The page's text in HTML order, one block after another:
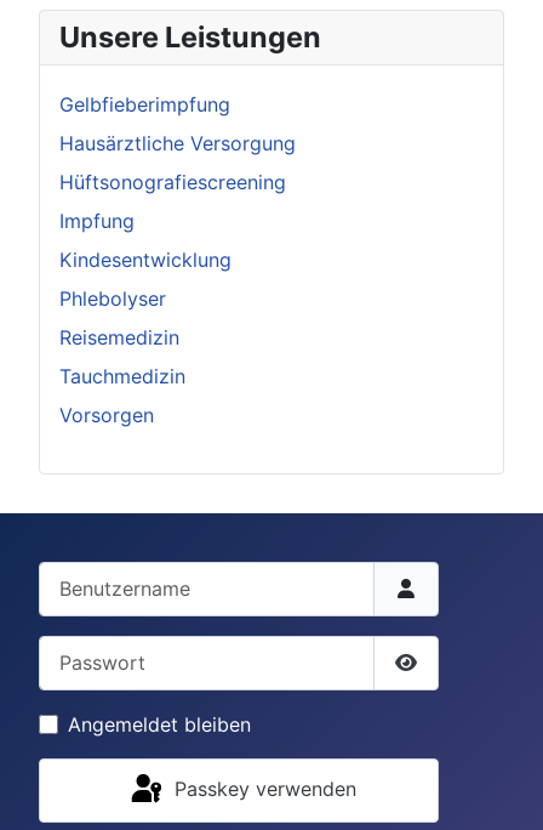
Unsere Leistungen
Gelbfieberimpfung
Hausärztliche Versorgung
Hüftsonografiescreening
Impfung
Kindesentwicklung
Phlebolyser
Reisemedizin
Tauchmedizin
Vorsorgen
Benutzername
Passwort
Passwort
Angemeldet bleiben
Passkey verwenden